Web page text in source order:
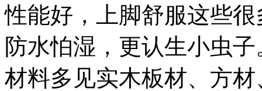
性能好，上脚舒服这些
防水怕湿，更认生小虫
材料多见实木板材、方